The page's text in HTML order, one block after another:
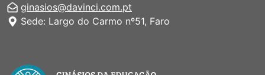
ginasios@davinci.com.pt
Sede: Largo do Carmo nº51, Faro